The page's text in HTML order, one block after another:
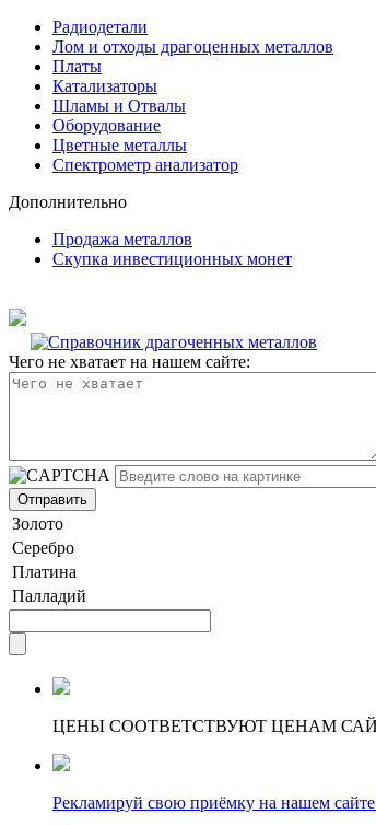
Радиодетали
Лом и отходы драгоценных металлов
Платы
Катализаторы
Шламы и Отвалы
Оборудование
Цветные металлы
Спектрометр анализатор
Дополнительно
Продажа металлов
Скупка инвестиционных монет
Чего не хватает на нашем сайте:
Золото
Серебро
Платина
Палладий
ЦЕНЫ СООТВЕТСТВУЮТ ЦЕНАМ
Рекламируй свою приёмку на нашем сайте